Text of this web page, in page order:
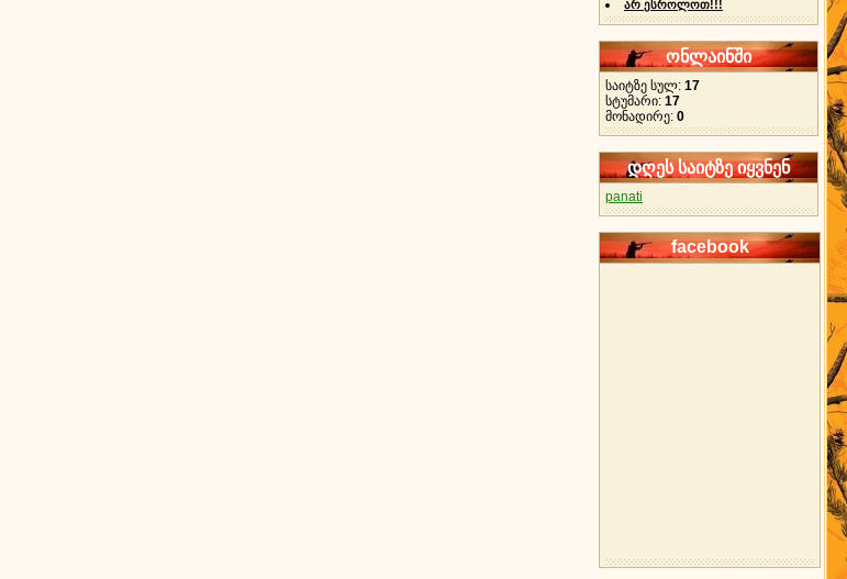
არ ესროლოთ!!!
ონლაინში
საიტზე სულ: 17
სტუმარი: 17
მონადირე: 0
დღეს საიტზე იყვნენ
panati
facebook